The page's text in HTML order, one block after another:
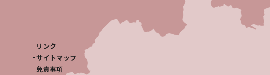
リンク
サイトマップ
免責事項